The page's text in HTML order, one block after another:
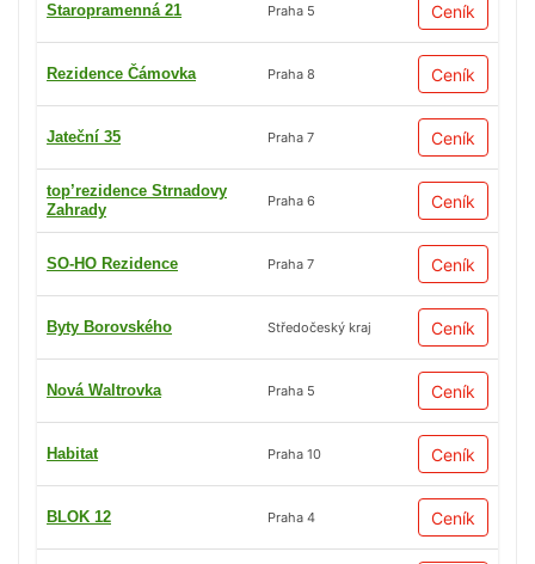
Staropramenná 21 Praha 5 Ceník
Rezidence Čámovka Praha 8 Ceník
Jateční 35 Praha 7 Ceník
top’rezidence Strnadovy
Zahrady
Praha 6 Ceník
SO-HO Rezidence Praha 7 Ceník
Byty Borovského Středočeský kraj Ceník
Nová Waltrovka Praha 5 Ceník
Habitat Praha 10 Ceník
BLOK 12 Praha 4 Ceník